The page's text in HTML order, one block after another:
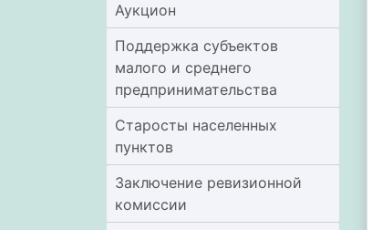
Аукцион
Поддержка субъектов
малого и среднего
предпринимательства
Старосты населенных
пунктов
Заключение ревизионной
комиссии